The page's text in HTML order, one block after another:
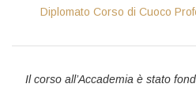
Diplomato Corso di Cuoco
Il corso all’Accademia è stato